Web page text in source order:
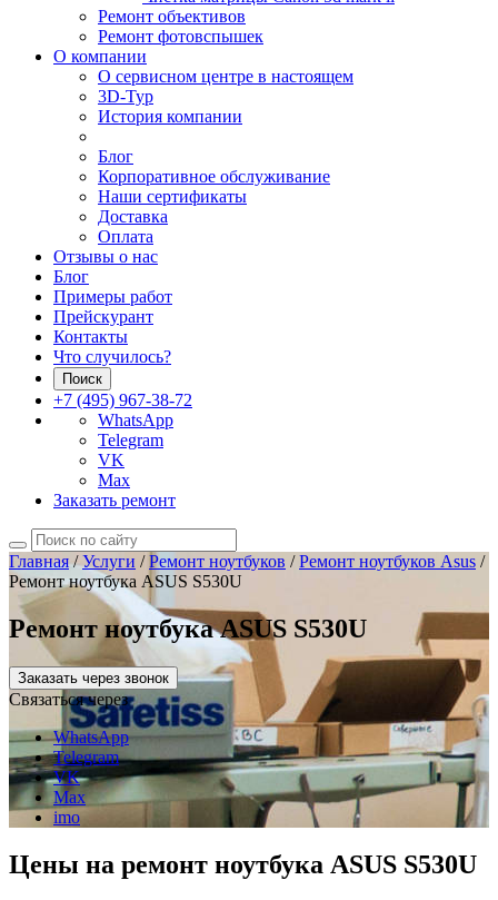
Ремонт объективов
Ремонт фотовспышек
О компании
О сервисном центре в настоящем
3D-Тур
История компании
Блог
Корпоративное обслуживание
Наши сертификаты
Доставка
Оплата
Отзывы о нас
Блог
Примеры работ
Прейскурант
Контакты
Что случилось?
Поиск
+7 (495) 967-38-72
WhatsApp
Telegram
VK
Max
Заказать ремонт
Главная/Услуги /Ремонт ноутбуков /Ремонт ноутбуков Asus /
Ремонт ноутбука ASUS S530U
Ремонт ноутбука ASUS S530U
Заказать через звонок
Связаться через
WhatsApp
Telegram
VK
Max
imo
Цены на ремонт ноутбука ASUS S530U